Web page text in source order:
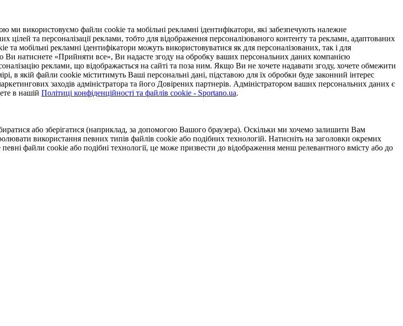
використовуємо файли cookie та мобільні рекламні ідентифікатори, які забезпечують належне
цілей та персоналізації реклами, тобто для відображення персоналізованого контенту та реклами, адаптованих
мобільні рекламні ідентифікатори можуть використовуватися як для персоналізованих, так і для
Ви натиснете «Прийняти все», Ви надасте згоду на обробку ваших персональних даних компанією
реклами, що відображається на сайті та поза ним. Якщо Ви не хочете надавати згоду, хочете обмежити
в якій файли cookie міститимуть Ваші персональні дані, підставою для їх обробки буде законний інтерес
заходів адміністратора та його Довірених партнерів. Адміністратором ваших персональних даних є
в нашій Політиці конфіденційності та файлів cookie - Sportano.ua.
або зберігатися (наприклад, за допомогою Вашого браузера). Оскільки ми хочемо залишити Вам
використання певних типів файлів cookie або подібних технологій. Натисніть на заголовки окремих
файли cookie або подібні технології, це може призвести до відображення менш релевантного вмісту або до